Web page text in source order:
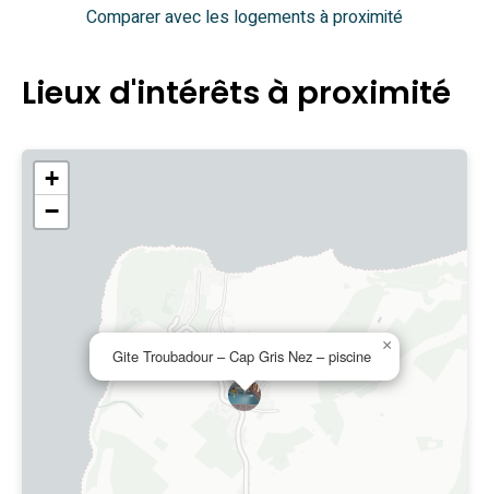
Comparer avec les logements à proximité
Lieux d'intérêts à proximité
Gite Troubadour – Cap Gris Nez – piscine
×
+
−